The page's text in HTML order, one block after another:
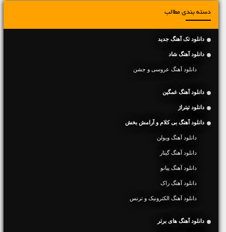
دسته بندی مطالب
دانلود تک آهنگ جدید
دانلود آهنگ شاد
دانلود آهنگ عروسی و جشن
دانلود آهنگ غمگین
دانلود تیتراژ
دانلود آهنگ بی کلام و آرامش بخش
دانلود آهنگ ویولن
دانلود آهنگ گیتار
دانلود آهنگ پیانو
دانلود آهنگ راک
دانلود آهنگ الکترونیک و ترنس
دانلود آهنگ های برتر